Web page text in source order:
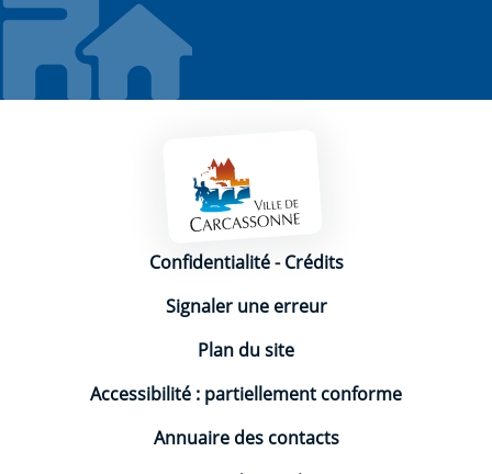
Mentions légales
Confidentialité-Crédits
Signaler une erreur
Plan du site
Accessibilité : partiellement conforme
Annuaire des contacts